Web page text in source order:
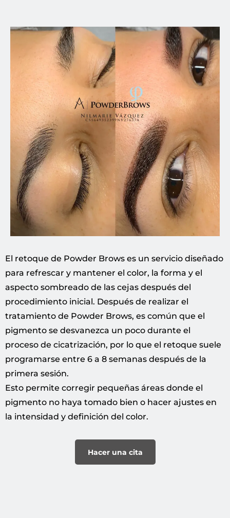
El retoque de Powder Brows es un servicio diseñado
para refrescar y mantener el color, la forma y el
aspecto sombreado de las cejas después del
procedimiento inicial. Después de realizar el
tratamiento de Powder Brows, es común que el
pigmento se desvanezca un poco durante el
proceso de cicatrización, por lo que el retoque suele
programarse entre 6 a 8 semanas después de la
primera sesión.
Esto permite corregir pequeñas áreas donde el
pigmento no haya tomado bien o hacer ajustes en
la intensidad y definición del color.
Hacer una cita